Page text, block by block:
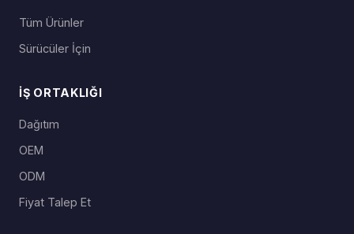
Tüm Ürünler
Sürücüler İçin
İŞ ORTAKLIĞI
Dağıtım
OEM
ODM
Fiyat Talep Et